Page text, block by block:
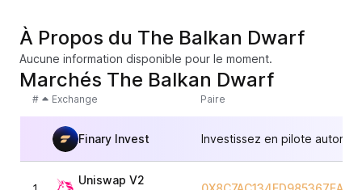
À Propos du The Balkan Dwarf
Aucune information disponible pour le moment.
Marchés The Balkan Dwarf
# Exchange Paire
Finary Invest Investissez en pilote
Uniswap V2